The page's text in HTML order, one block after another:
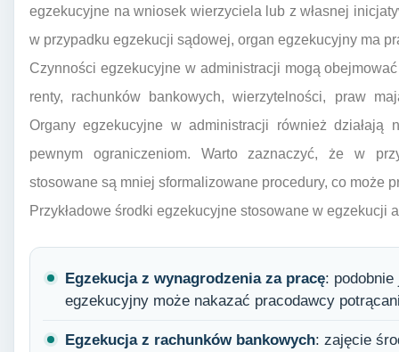
egzekucyjne na wniosek wierzyciela lub z własnej
w przypadku egzekucji sądowej, organ egzekucyjny ma
Czynności egzekucyjne w administracji mogą
renty, rachunków bankowych, wierzytelności, praw
Organy egzekucyjne w administracji również
pewnym ograniczeniom. Warto zaznaczyć, że w
stosowane są mniej sformalizowane procedury, co może
Przykładowe środki egzekucyjne stosowane w egzekucji
Egzekucja z wynagrodzenia za pracę:
egzekucyjny może nakazać pracodawcy
Egzekucja z rachunków bankowych: zajęcie